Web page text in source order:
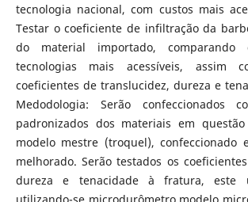
tecnologia nacional, com custos mais
Testar o coeficiente de infiltração da
do material importado,
tecnologias mais acessíveis, assim
coeficientes de translucidez, dureza e
Medodologia: Serão confeccionados
padronizados dos materiais em
modelo mestre (troquel), confeccionado
melhorado. Serão testados os
dureza e tenacidade à fratura, este